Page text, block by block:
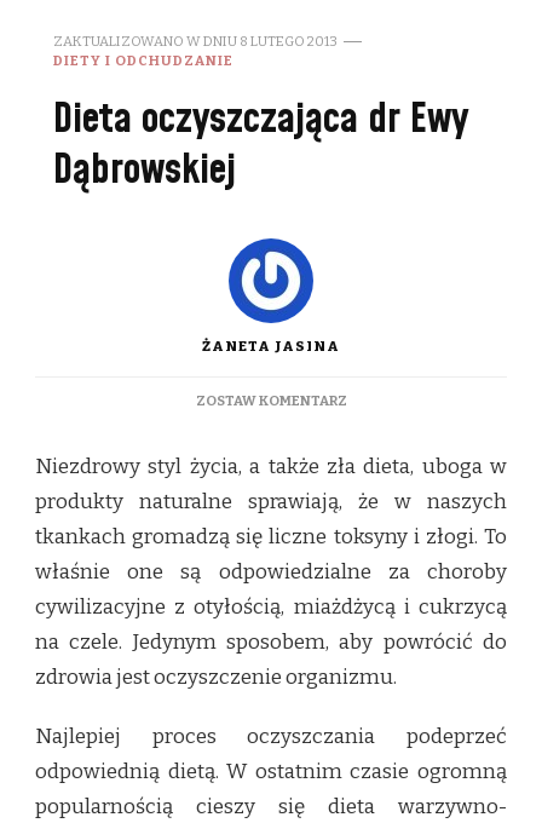
ZAKTUALIZOWANO W DNIU 8 LUTEGO 2013
DIETY I ODCHUDZANIE
Dieta oczyszczająca dr Ewy
Dąbrowskiej
ŻANETA JASINA
ZOSTAW KOMENTARZDO
DR
EWY
DĄBROWSKIEJ
Niezdrowy styl życia, a także zła dieta, uboga w
produkty naturalne sprawiają, że w naszych
tkankach gromadzą się liczne toksyny i złogi. To
właśnie one są odpowiedzialne za choroby
cywilizacyjne z otyłością, miażdżycą i cukrzycą
na czele. Jedynym sposobem, aby powrócić do
zdrowia jest oczyszczenie organizmu.
Najlepiej proces oczyszczania podeprzeć
odpowiednią dietą. W ostatnim czasie ogromną
popularnością cieszy się dieta warzywno-